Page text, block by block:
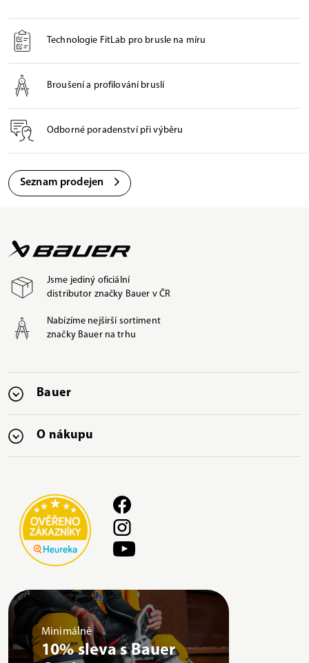
Technologie FitLab pro brusle na míru
Broušení a profilování bruslí
Odborné poradenství při výběru
Seznam prodejen
Jsme jediný oficiální
distributor značky Bauer v ČR
Nabízíme nejširší sortiment
značky Bauer na trhu
Bauer
O nákupu
Minimálně
10% sleva s Bauer